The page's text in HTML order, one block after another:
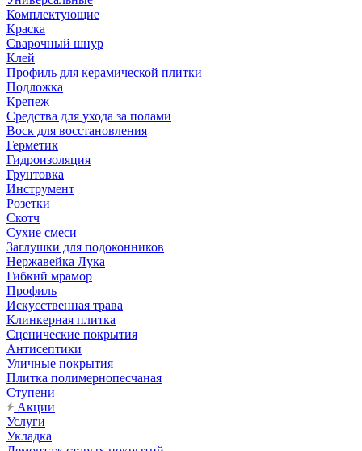
Комплектующие
Краска
Сварочный шнур
Клей
Профиль для керамической плитки
Подложка
Крепеж
Средства для ухода за полами
Воск для восстановления
Герметик
Гидроизоляция
Грунтовка
Инструмент
Розетки
Скотч
Сухие смеси
Заглушки для подоконников
Нержавейка Лука
Гибкий мрамор
Профиль
Искусственная трава
Клинкерная плитка
Сценические покрытия
Антисептики
Уличные покрытия
Плитка полимернопесчаная
Ступени
Акции
Услуги
Укладка